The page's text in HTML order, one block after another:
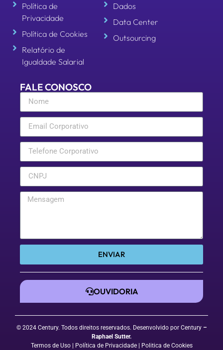
Política de
Privacidade
Política de Cookies
Relatório de
Igualdade Salarial
Dados
Data Center
Outsourcing
FALE CONOSCO
ENVIAR
OUVIDORIA
© 2024 Century. Todos direitos reservados. Desenvolvido por Century –
Raphael Sutter.
Termos de Uso
| Política de Privacidade| Politica de Cookies